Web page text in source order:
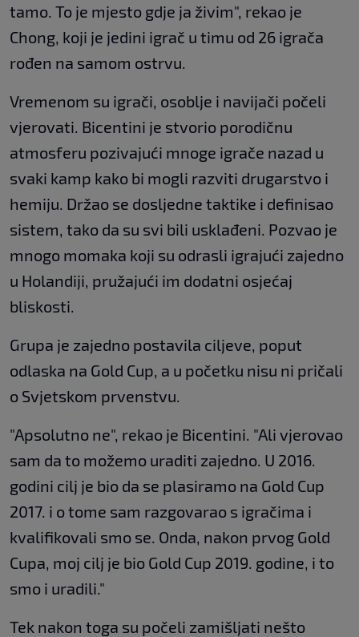
tamo. To je mjesto gdje ja živim", rekao je
Chong, koji je jedini igrač u timu od 26 igrača
rođen na samom ostrvu.
Vremenom su igrači, osoblje i navijači počeli
vjerovati. Bicentini je stvorio porodičnu
atmosferu pozivajući mnoge igrače nazad u
svaki kamp kako bi mogli razviti drugarstvo i
hemiju. Držao se dosljedne taktike i definisao
sistem, tako da su svi bili usklađeni. Pozvao je
mnogo momaka koji su odrasli igrajući zajedno
u Holandiji, pružajući im dodatni osjećaj
bliskosti.
Grupa je zajedno postavila ciljeve, poput
odlaska na Gold Cup, a u početku nisu ni pričali
o Svjetskom prvenstvu.
"Apsolutno ne", rekao je Bicentini. "Ali vjerovao
sam da to možemo uraditi zajedno. U 2016.
godini cilj je bio da se plasiramo na Gold Cup
2017. i o tome sam razgovarao s igračima i
kvalifikovali smo se. Onda, nakon prvog Gold
Cupa, moj cilj je bio Gold Cup 2019. godine, i to
smo i uradili."
Tek nakon toga su počeli zamišljati nešto